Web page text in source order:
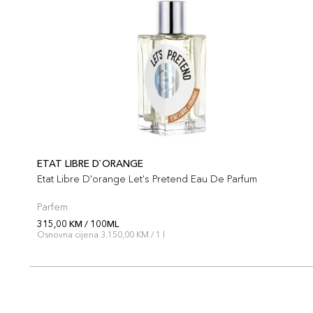
ETAT LIBRE D`ORANGE
Etat Libre D'orange Let's Pretend Eau De Parfum
Parfem
315,00 KM / 100ML
Osnovna cijena 3.150,00 KM / 1 l